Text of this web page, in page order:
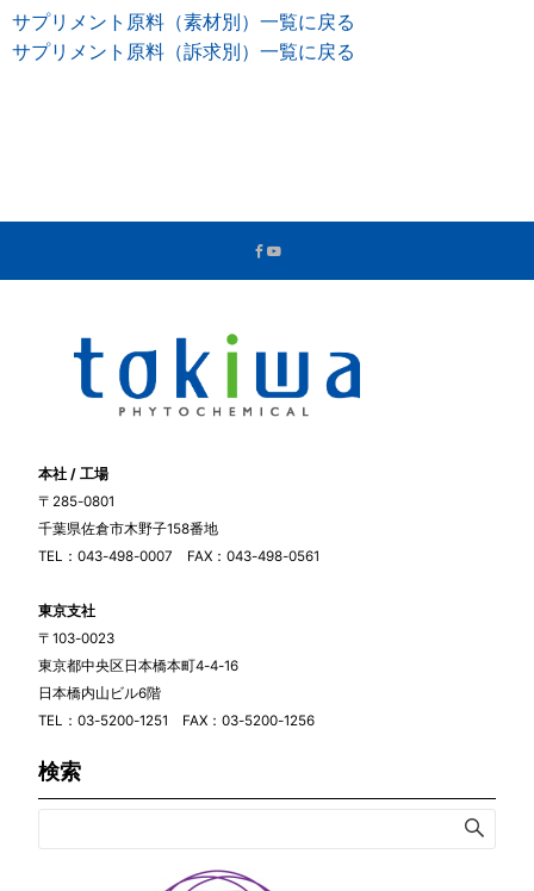
サプリメント原料（素材別）一覧に戻る
サプリメント原料（訴求別）一覧に戻る
本社 / 工場
〒285-0801
千葉県佐倉市木野子158番地
TEL：043-498-0007 FAX：043-498-0561
東京支社
〒103-0023
東京都中央区日本橋本町4-4-16
日本橋内山ビル6階
TEL：03-5200-1251 FAX：03-5200-1256
検索